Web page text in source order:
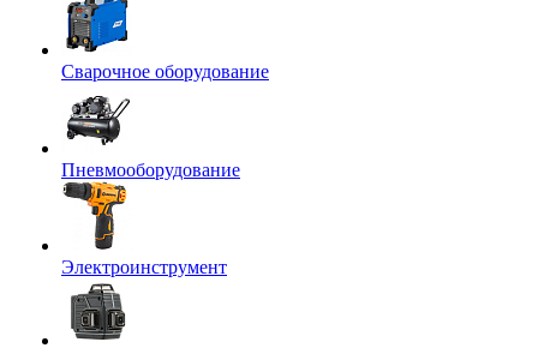
Сварочное оборудование
Пневмооборудование
Электроинструмент